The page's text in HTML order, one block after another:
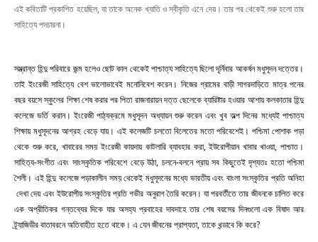
এই কবিতাটি প্রকাশিত হয়েছিল, যা তাকে অনেক খ্যাতি ও স্বীকৃতি এনে দেয়। তার পর থেকেই শুরু হলো তার
সাহিত্যে পদচারনা।
সম্ভ্রান্ত হিন্দু পরিবারে জন্ম হলেও ছোট কাল থেকেই পাশ্চাত্য সাহিত্যে ছিলো দূর্নিবার আকর্ষন মধুসূদন দত্তের।
তাই ইংরেজী সাহিত্যে বেশ ভালোভাবেই মনোনিবেশ করেন। নিজের গ্রামের বাড়ী সাগরদাড়িতে মাত্র পনের
বছর বয়সে স্কুলের শিক্ষা শেষ করার পর পিতা রাজনারায়ন দত্ত ছেলেকে ব্যারিষ্টার হওয়ার আশায় কলকাতার হিন্দু
কলেজে ভর্তি করান। ইংরেজী পাঠ্যক্রমে মধুসূদন অধ্যায়ন শুরু করেন এবং খুব অল্প দিনের মধ্যেই পাশ্চাত্য
শিক্ষায় মধুসূদনের আগ্রহ বেড়ে যায়। এই কলেজটি চলতো বিলেতের মতো পরিবেশেই। পশ্চিমা পোশাক পড়া
থেকে শুরু করে, খাবারের সময় ইংরেজী কায়দায় কাটলারি ব্যাবহার করা, ইউরোপীয়ান খাবার খাওয়া, পাশ্চাত।
সাহিত্য-সংগীত এবং সাংস্কৃতিক পরিবেশে বেড়ে উঠা, চলনে-বলনে প্রায় সব কিছুতেই দৃশ্যতঃ হতো পশ্চিমা
শৈলী। এই হিন্দু কলেজে পড়াকালীন সময় থেকেই মধুসূদনের মধ্যে ভারতীয় এবং বাংলা সংস্কৃতির প্রতি অনিহা
দেখা দেয় এবং ইউরোপীয় সংস্কৃতির প্রতি গভীর অনুরাগ তৈরি করেন। যা পরবর্তীতে তার জীবনকে চালিত করে
এক অপ্রীতিকর গন্তব্যের দিকে যার অসহ্য প্রবাহের দাবদাহে তার শেষ বয়সের দিনগুলো এক বিষাদ আর
ট্র্যাজিডীর বাতাবরনে অতিবাহীত হতে থাকে। এ যেন জীবনের প্রাপ্যতা, তাকে খন্ডাবে কি করে?